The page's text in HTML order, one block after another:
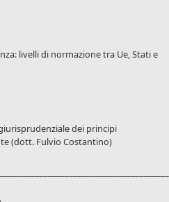
livelli di normazione tra Ue, Stati e
dei principi
(dott. Fulvio Costantino)